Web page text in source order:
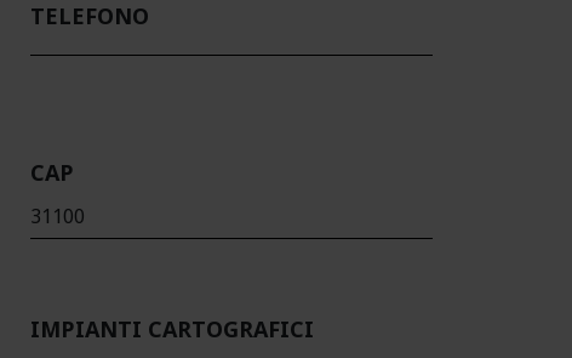
TELEFONO
CAP
31100
IMPIANTI CARTOGRAFICI